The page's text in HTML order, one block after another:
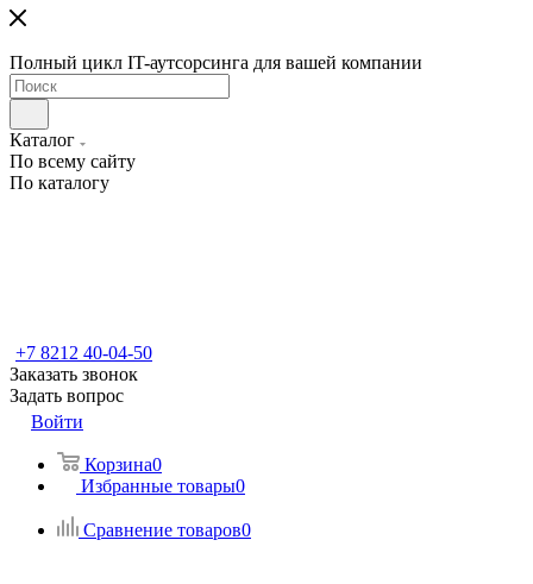
Полный цикл IT-аутсорсинга для вашей компании
Каталог
По всему сайту
По каталогу
+7 8212 40-04-50
Заказать звонок
Задать вопрос
Войти
Корзина0
Избранные товары0
Сравнение товаров0